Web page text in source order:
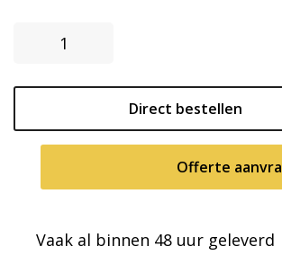
Bureaustoel
aantal
Direct bestellen
Offerte
Vaak al binnen 48 uur geleverd